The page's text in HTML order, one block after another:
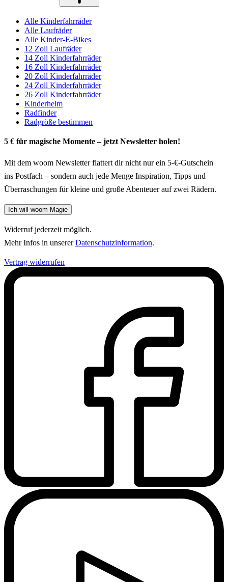
Alle Kinderfahrräder
Alle Laufräder
Alle Kinder-E-Bikes
12 Zoll Laufräder
14 Zoll Kinderfahrräder
16 Zoll Kinderfahrräder
20 Zoll Kinderfahrräder
24 Zoll Kinderfahrräder
26 Zoll Kinderfahrräder
Kinderhelm
Radfinder
Radgröße bestimmen
5 € für magische Momente – jetzt Newsletter holen!
Mit dem woom Newsletter flattert dir nicht nur ein 5-€-Gutschein
ins Postfach – sondern auch jede Menge Inspiration, Tipps und
Überraschungen für kleine und große Abenteuer auf zwei Rädern.
Ich will woom Magie
Widerruf jederzeit möglich.
Mehr Infos in unsererDatenschutzinformation.
Vertrag widerrufen